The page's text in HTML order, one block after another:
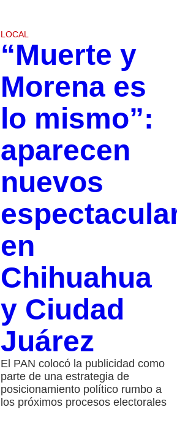
LOCAL
“Muerte y
Morena es
lo mismo”:
aparecen
nuevos
en
Chihuahua
y Ciudad
Juárez
El PAN colocó la publicidad como
parte de una estrategia de
posicionamiento político rumbo a
los próximos procesos electorales